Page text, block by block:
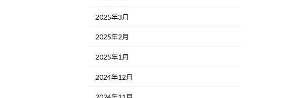
2025年3月
2025年2月
2025年1月
2024年12月